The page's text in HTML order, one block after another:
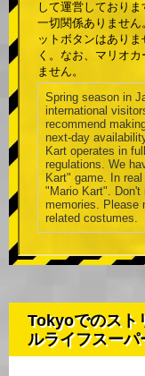
して運営しており
一切関係ありませ
ットボタンはあり
く。なお、マリオ
ません。
Spring season in
international
recommend
next-day
Kart operates in
regulations. We
Kart" game. In
"Mario Kart". Don't
memories. Please
related costumes.
Tokyoでのスト
ルライフスー